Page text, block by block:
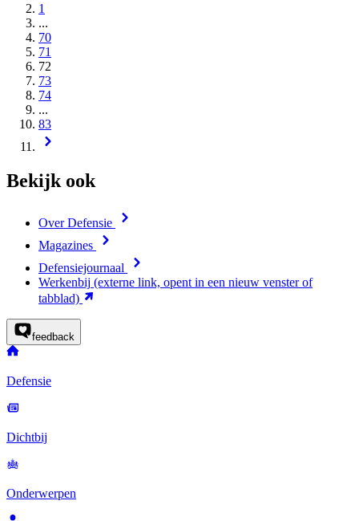
1
...
70
71
72
73
74
...
83
Bekijk ook
Over Defensie
Magazines
Defensiejournaal
Werkenbij (externe link, opent in een nieuw venster of
tabblad)
feedback
Defensie
Dichtbij
Onderwerpen